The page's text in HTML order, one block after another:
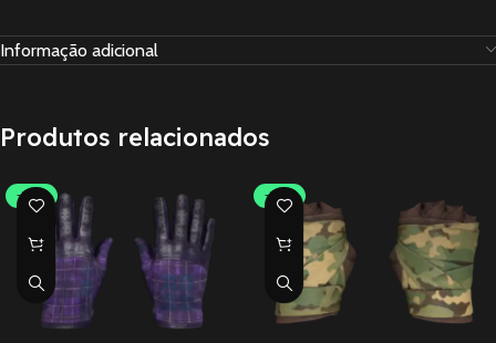
Informação adicional
Produtos relacionados
-30% -30%